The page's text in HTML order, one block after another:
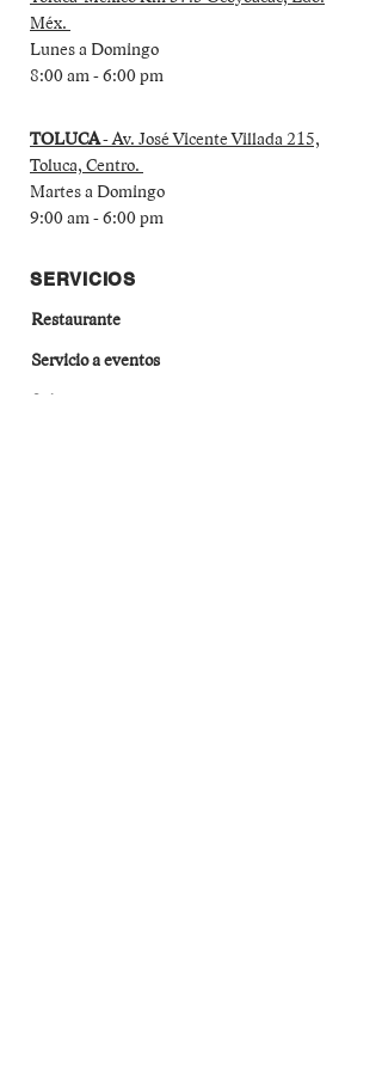
Méx.
Lunes a Domingo
8:00 am - 6:00 pm
TOLUCA- Av. José Vicente Villada 215,
Toluca, Centro.
Martes a Domingo
9:00 am - 6:00 pm
SERVICIOS
Restaurante
Servicio a eventos
Salsas y conservas